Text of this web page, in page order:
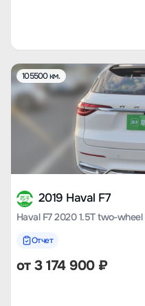
105500 км.
2019 Haval F7
Haval F7 2020 1.5T two-
Отчет
от3 174 900₽